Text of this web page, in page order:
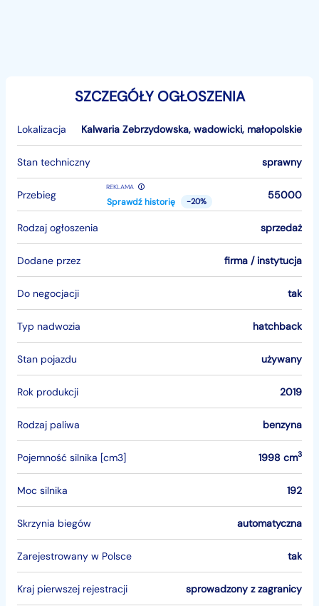
SZCZEGÓŁY OGŁOSZENIA
Lokalizacja Kalwaria Zebrzydowska, wadowicki, małopolskie
Stan techniczny sprawny
Przebieg
REKLAMA
Sprawdź historię -20%
55000
Rodzaj ogłoszenia sprzedaż
Dodane przez firma / instytucja
Do negocjacji tak
Typ nadwozia hatchback
Stan pojazdu używany
Rok produkcji 2019
Rodzaj paliwa benzyna
Pojemność silnika [cm3] 1998 cm3
Moc silnika 192
Skrzynia biegów automatyczna
Zarejestrowany w Polsce tak
Kraj pierwszej rejestracji sprowadzony z zagranicy